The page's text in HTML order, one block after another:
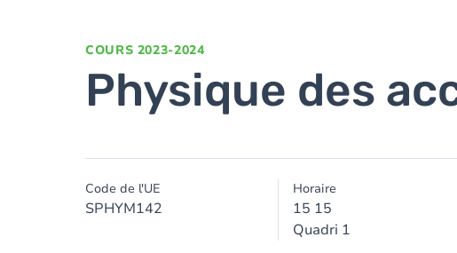
COURS 2023-2024
Physique des
Code de l'UE
SPHYM142
Horaire
15 15
Quadri 1